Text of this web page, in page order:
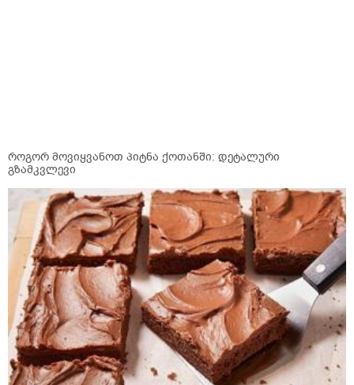
როგორ მოვიყვანოთ პიტნა ქოთანში: დეტალური
გზამკვლევი